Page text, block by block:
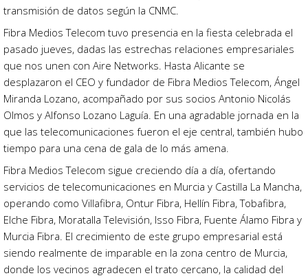
transmisión de datos según la CNMC.
Fibra Medios Telecom tuvo presencia en la fiesta celebrada el
pasado jueves, dadas las estrechas relaciones empresariales
que nos unen con Aire Networks. Hasta Alicante se
desplazaron el CEO y fundador de Fibra Medios Telecom, Ángel
Miranda Lozano, acompañado por sus socios Antonio Nicolás
Olmos y Alfonso Lozano Laguía. En una agradable jornada en la
que las telecomunicaciones fueron el eje central, también hubo
tiempo para una cena de gala de lo más amena.
Fibra Medios Telecom sigue creciendo día a día, ofertando
servicios de telecomunicaciones en Murcia y Castilla La Mancha,
operando como Villafibra, Ontur Fibra, Hellín Fibra, Tobafibra,
Elche Fibra, Moratalla Televisión, Isso Fibra, Fuente Álamo Fibra y
Murcia Fibra. El crecimiento de este grupo empresarial está
siendo realmente de imparable en la zona centro de Murcia,
donde los vecinos agradecen el trato cercano, la calidad del